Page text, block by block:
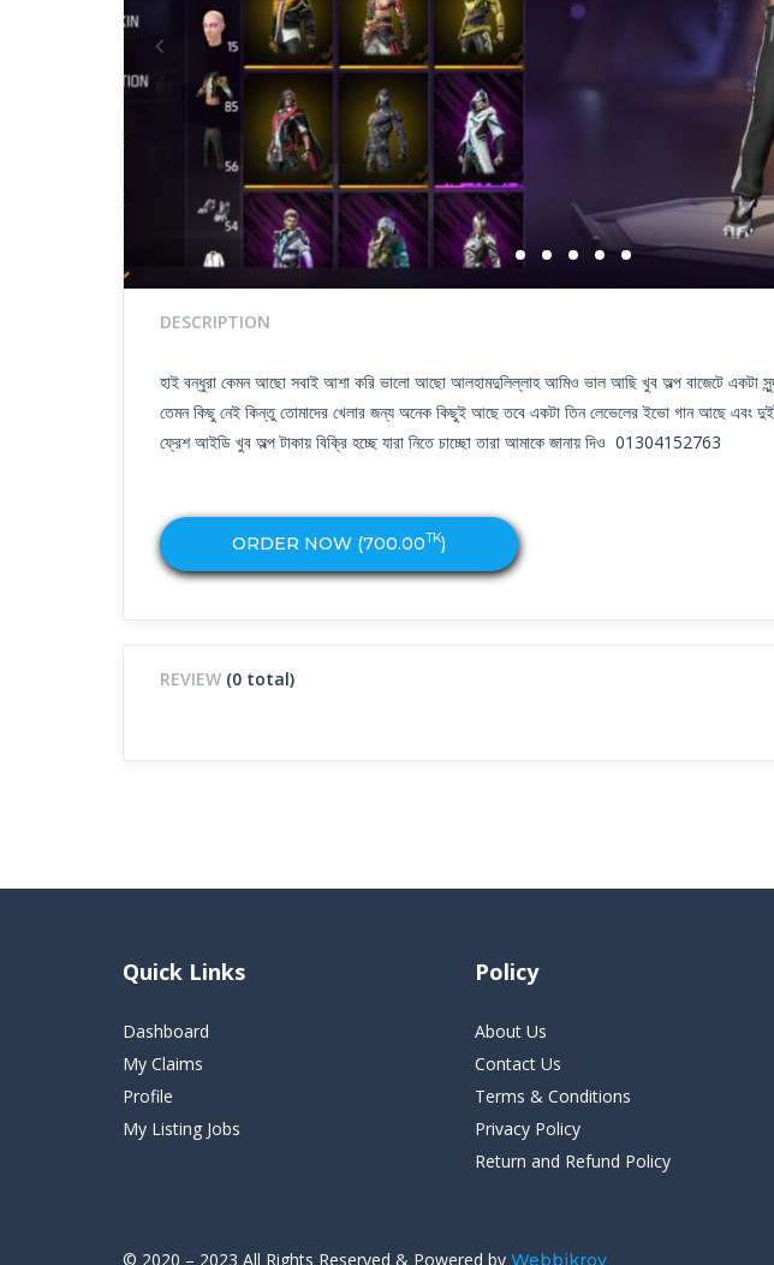
DESCRIPTION
হাই বন্ধুরা কেমন আছো সবাই আশা করি ভালো আছো আলহামদুলিল্লাহ আমিও ভাল আছি খুব অল্প বাজেটে একটা
তেমন কিছু নেই কিন্তু তোমাদের খেলার জন্য অনেক কিছুই আছে তবে একটা তিন লেভেলের ইভো গান আছে এবং
ফ্রেশ আইডি খুব অল্প টাকায় বিক্রি হচ্ছে যারা নিতে চাচ্ছো তারা আমাকে জানায় দিও 01304152763
ORDER NOW (700.00TK)
REVIEW (0 total)
Quick Links
Dashboard
My Claims
Profile
My Listing Jobs
Policy
About Us
Contact Us
Terms & Conditions
Privacy Policy
Return and Refund Policy
© 2020 – 2023 All Rights Reserved & Powered by Webbikroy